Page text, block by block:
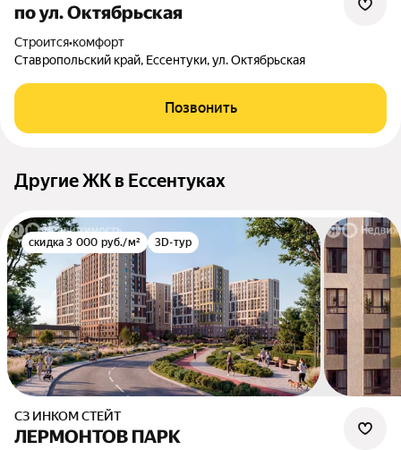
по ул. Октябрьская
Строится•комфорт
Ставропольский край, Ессентуки, ул. Октябрьская
Позвонить
Другие ЖК в Ессентуках
скидка 3 000 руб./м² 3D-тур
СЗ ИНКОМ СТЕЙТ
ЛЕРМОНТОВ ПАРК